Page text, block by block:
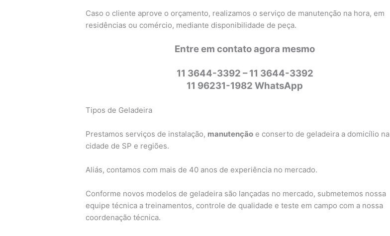
Caso o cliente aprove o orçamento, realizamos o serviço de manutenção na hora, em
residências ou comércio, mediante disponibilidade de peça.
Entre em contato agora mesmo
11 3644-3392 – 11 3644-3392
11 96231-1982 WhatsApp
Tipos de Geladeira
Prestamos serviços de instalação, manutenção e conserto de geladeira a domicílio na
cidade de SP e regiões.
Aliás, contamos com mais de 40 anos de experiência no mercado.
Conforme novos modelos de geladeira são lançadas no mercado, submetemos nossa
equipe técnica a treinamentos, controle de qualidade e teste em campo com a nossa
coordenação técnica.